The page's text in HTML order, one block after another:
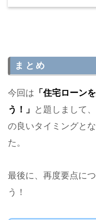
まとめ
今回は 「住宅ローン
う！」
と題しまして
の良いタイミングと
た。
最後に、再度要点に
う！